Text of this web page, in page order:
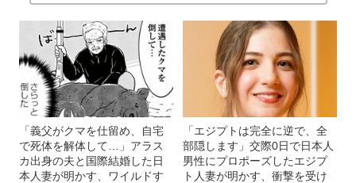
「義父がクマを仕留め、自宅
で死体を解体して…」アラス
カ出身の夫と国際結婚した日
本人妻が明かす、ワイルドす
「エジプトは完全に逆で、全
部隠します」交際0日で日本人
男性にプロポーズしたエジプ
ト人妻が明かす、衝撃を受け